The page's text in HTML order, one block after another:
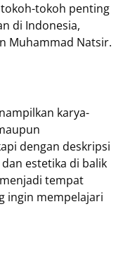
tokoh penting
di Indonesia,
Muhammad Natsir.
karya-
dengan deskripsi
estetika di balik
tempat
ingin mempelajari